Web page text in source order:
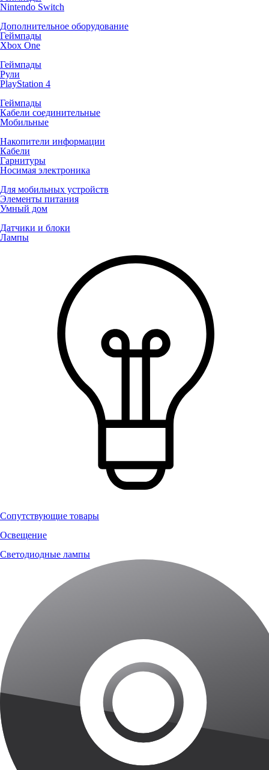
Nintendo Switch
Дополнительное оборудование
Геймпады
Xbox One
Геймпады
Рули
PlayStation 4
Геймпады
Кабели соединительные
Мобильные
Накопители информации
Кабели
Гарнитуры
Носимая электроника
Для мобильных устройств
Элементы питания
Умный дом
Датчики и блоки
Лампы
Сопутствующие товары
Освещение
Светодиодные лампы